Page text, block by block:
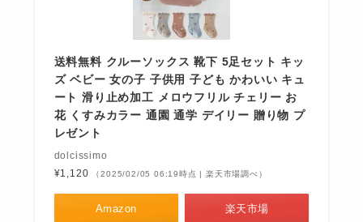
送料無料 クルーソックス 靴下 5足セット キッ
ズ ベビー 女の子 子供用 子ども かわいい キュ
ート 滑り止め加工 メロウフリル チェリー お
花 くすみカラー 通園 通学 デイリー 贈り物 プ
レゼント
dolcissimo
¥1,120
（2025/02/05 06:19時点 | 楽天市場調べ）
Amazon 楽天市場